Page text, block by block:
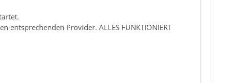
Provider. ALLES FUNKTIONIERT